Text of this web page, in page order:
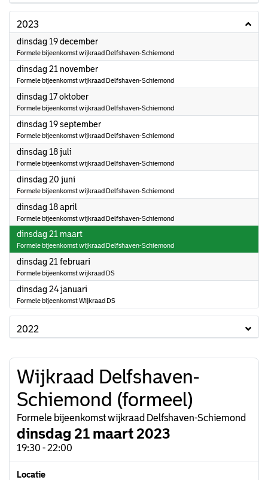
2023
dinsdag 19 december2023
Formele bijeenkomst wijkraad Delfshaven-Schiemond
dinsdag 21 november2023
Formele bijeenkomst wijkraad Delfshaven-Schiemond
dinsdag 17 oktober2023
Formele bijeenkomst wijkraad Delfshaven-Schiemond
dinsdag 19 september2023
Formele bijeenkomst wijkraad Delfshaven-Schiemond
dinsdag 18 juli
Formele bijeenkomst wijkraad Delfshaven-Schiemond
dinsdag 20 juni
Formele bijeenkomst wijkraad Delfshaven-Schiemond
dinsdag 18 april
Formele bijeenkomst wijkraad Delfshaven-Schiemond
dinsdag 21 maart2023
Formele bijeenkomst wijkraad Delfshaven-Schiemond
dinsdag 21 februari
Formele bijeenkomst wijkraad DS
dinsdag 24 januari
Formele bijeenkomst Wijkraad DS
2022
Wijkraad Delfshaven-
Schiemond (formeel)
Formele bijeenkomst wijkraad Delfshaven-Schiemond
dinsdag 21 maart 2023
19:30 - 22:00
Locatie